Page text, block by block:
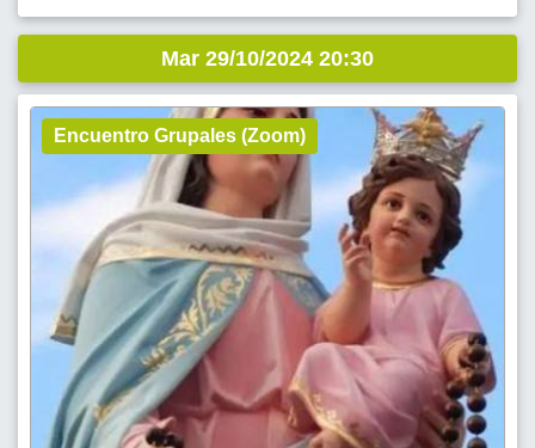
Mar 29/10/2024 20:30
Encuentro Grupales (Zoom)